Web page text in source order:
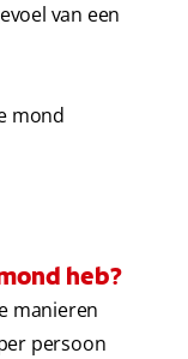
van een
mond
heb?
manieren
persoon